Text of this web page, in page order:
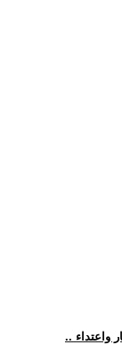
واعتداء